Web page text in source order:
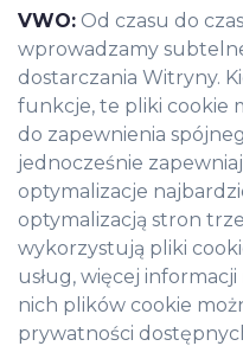
VWO: Od czasu do
wprowadzamy
dostarczania Witryny.
funkcje, te pliki cookie
do zapewnienia
jednocześnie
optymalizacje
optymalizacją stron
wykorzystują pliki
usług, więcej
nich plików cookie
prywatności